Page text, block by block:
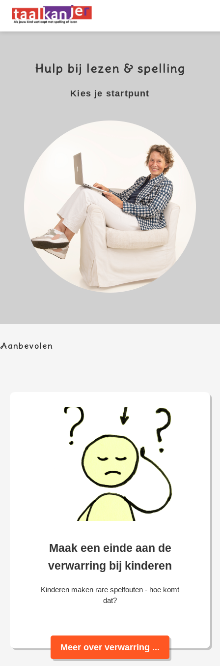
Hulp bij lezen & spelling
Kies je startpunt
Aanbevolen
Maak een einde aan de
verwarring bij kinderen
Kinderen maken rare spelfouten - hoe komt
dat?
Meer over verwarring ...